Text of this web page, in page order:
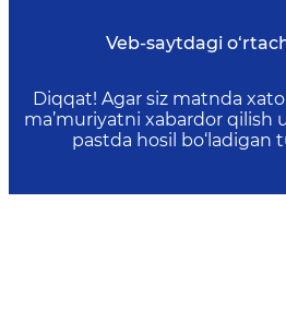
Veb-saytdagi
Diqqat! Agar siz matnda
ma’muriyatni xabardor qilish
pastda hosil bo‘ladigan